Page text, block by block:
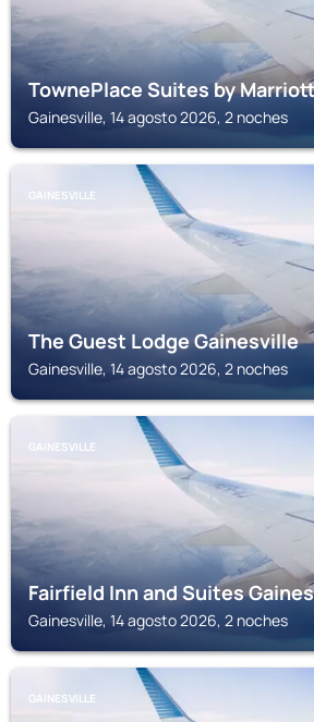
TownePlace Suites by
Gainesville, 14 agosto 2026, 2 noches
GAINESVILLE
The Guest Lodge Gainesville
Gainesville, 14 agosto 2026, 2 noches
GAINESVILLE
Fairfield Inn and Suites
Gainesville, 14 agosto 2026, 2 noches
GAINESVILLE